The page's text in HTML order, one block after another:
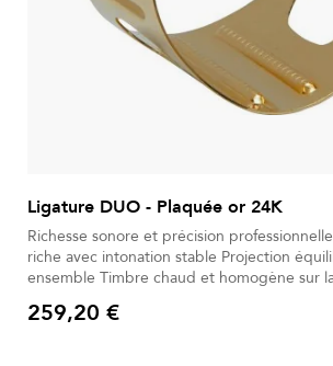
Ligature DUO - Plaquée or 24K
Richesse sonore et précision professionnelle Son centré et
riche avec intonation stable Projection équilibrée en soliste ou
ensemble Timbre chaud et homogène sur la tessiture
vis unique pour serrage précis
Prix
259,20 €